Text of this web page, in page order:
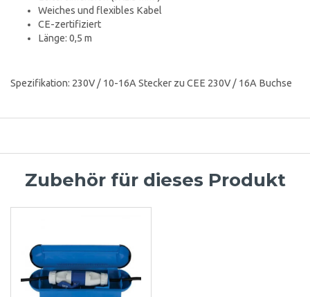
Weiches und flexibles Kabel
CE-zertifiziert
Länge: 0,5 m
Spezifikation: 230V / 10-16A Stecker zu CEE 230V / 16A Buchse
Zubehör für dieses Produkt